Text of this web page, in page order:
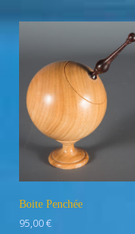
Boite Penchée
95,00€